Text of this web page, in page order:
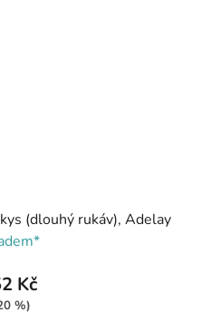
(dlouhý rukáv), Adelay
Kč
%)